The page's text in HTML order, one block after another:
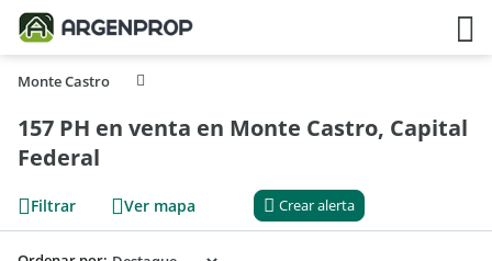
Monte Castro
157 PH en venta en Monte Castro, Capital
Federal
Filtrar Ver mapa Crear alerta